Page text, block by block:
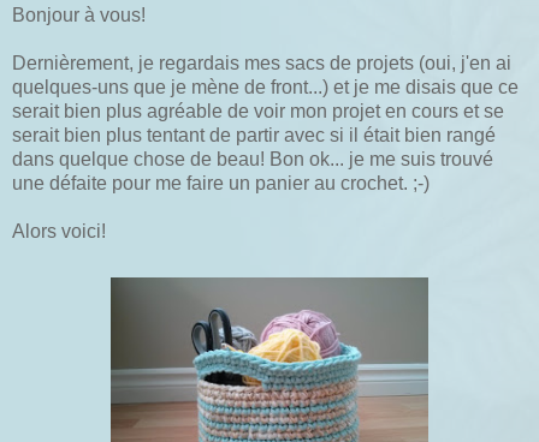
Bonjour à vous!
Dernièrement, je regardais mes sacs de projets (oui, j'en ai
quelques-uns que je mène de front...) et je me disais que ce
serait bien plus agréable de voir mon projet en cours et se
serait bien plus tentant de partir avec si il était bien rangé
dans quelque chose de beau! Bon ok... je me suis trouvé
une défaite pour me faire un panier au crochet. ;-)
Alors voici!